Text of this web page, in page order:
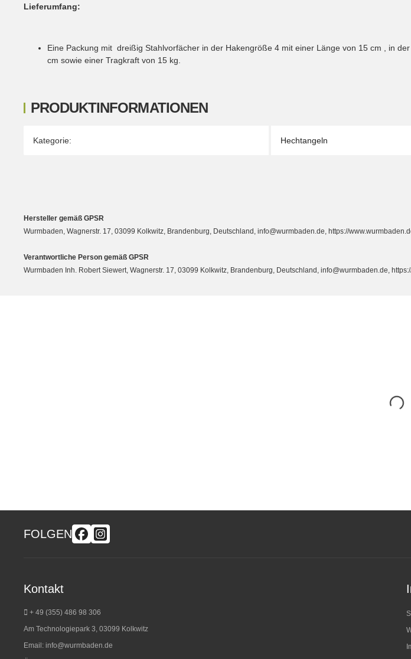
PRODUKTINFORMATIONEN
Produkteigenschaft
Wert
Kategorie: Hechtangeln
Lieferumfang:
Eine Packung mit dreißig Stahlvorfächer in der Hakengröße 4 mit einer Länge von 15 cm , in
cm sowie einer Tragkraft von 15 kg.
Hersteller gemäß GPSR
Wurmbaden, Wagnerstr. 17, 03099 Kolkwitz, Brandenburg, Deutschland, info@wurmbaden.de, https://
Verantwortliche Person gemäß GPSR
Wurmbaden Inh. Robert Siewert, Wagnerstr. 17, 03099 Kolkwitz, Brandenburg, Deutschland, info@wurmbaden.de,
FOLGEN
Kontakt
+ 49 (355) 486 98 306
Am Technologiepark 3, 03099 Kolkwitz
Email: info@wurmbaden.de